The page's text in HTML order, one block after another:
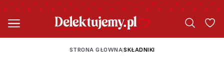
STRONA GŁOWNA|SKŁADNIKI